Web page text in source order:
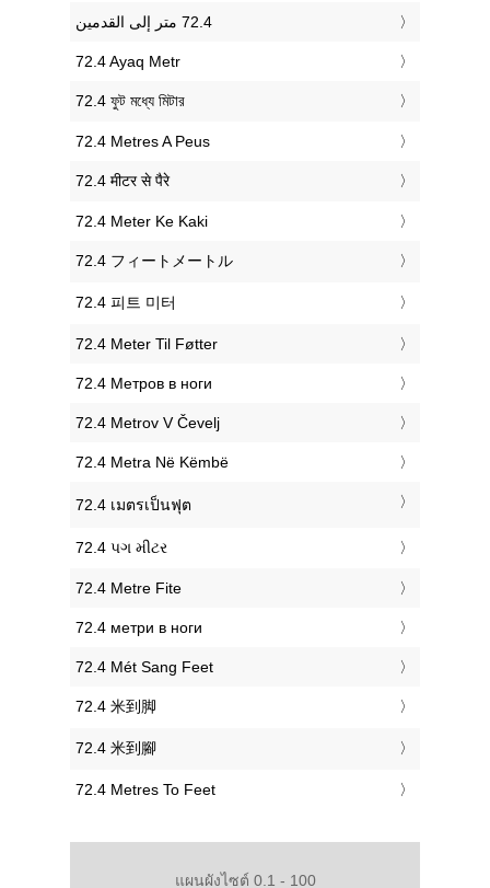
‎72.4 Ayaq Metr
‎72.4 ফুট মধ্যে মিটার
‎72.4 Metres A Peus
‎72.4 मीटर से पैरे
‎72.4 Meter Ke Kaki
‎72.4 フィートメートル
‎72.4 피트 미터
‎72.4 Meter Til Føtter
‎72.4 Метров в ноги
‎72.4 Metrov V Čevelj
‎72.4 Metra Në Këmbë
‎72.4 เมตรเป็นฟุต
‎72.4 પગ મીટર
‎72.4 Metre Fite
‎72.4 метри в ноги
‎72.4 Mét Sang Feet
‎72.4 米到脚
‎72.4 米到腳
‎72.4 Metres To Feet
แผนผังไซต์ 0.1 - 100